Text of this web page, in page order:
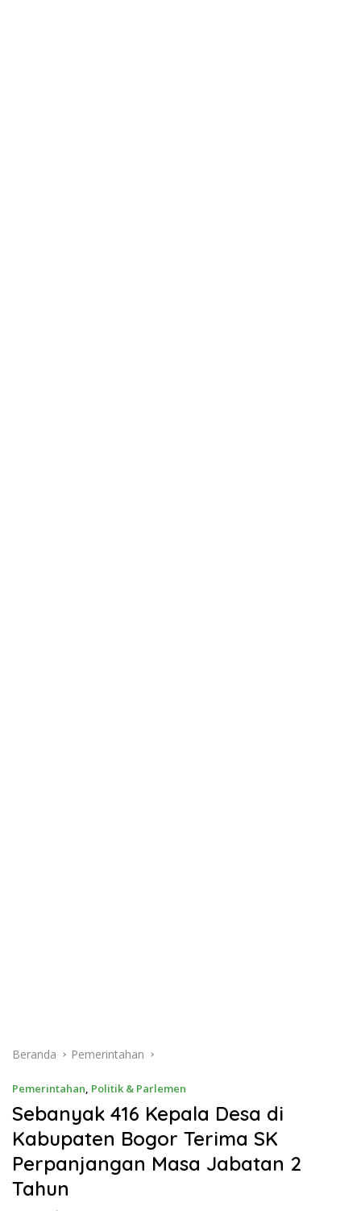
Beranda Pemerintahan
Pemerintahan, Politik & Parlemen
Sebanyak 416 Kepala Desa di
Kabupaten Bogor Terima SK
Perpanjangan Masa Jabatan 2
Tahun